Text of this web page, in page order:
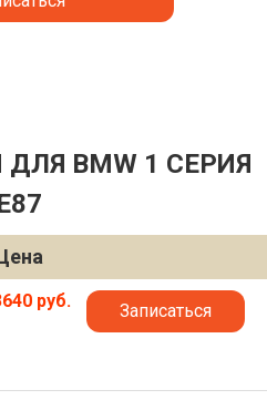
BMW 1 СЕРИЯ
руб. Записаться